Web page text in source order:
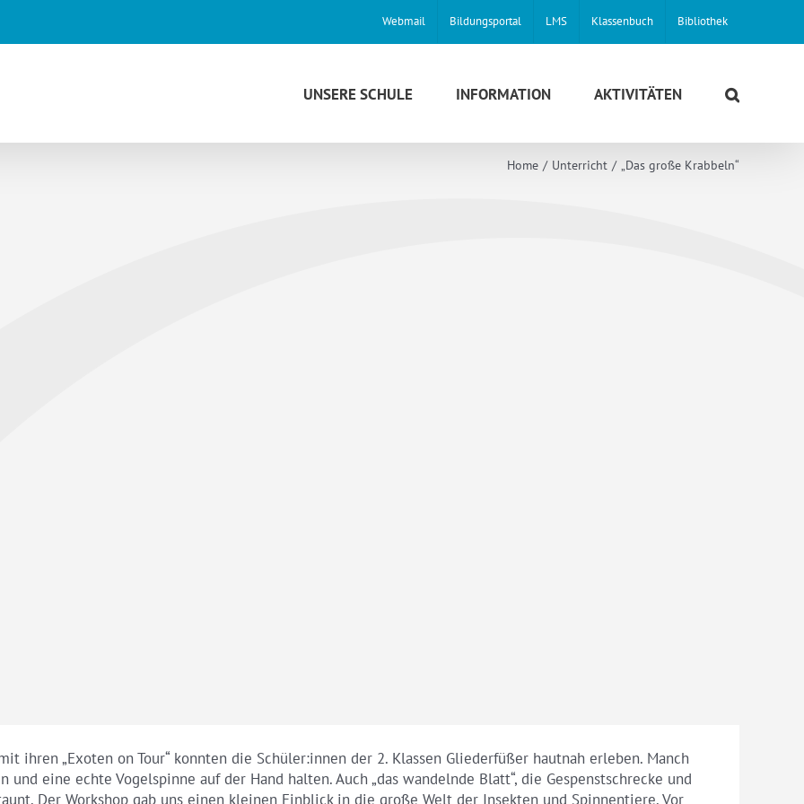
Webmail Bildungsportal LMS Klassenbuch Bibliothek
UNSERE SCHULE INFORMATION AKTIVITÄTEN
Home Unterricht „Das große Krabbeln“
ihren „Exoten on Tour“ konnten die Schüler:innen der 2. Klassen Gliederfüßer hautnah erleben. Manch
eine echte Vogelspinne auf der Hand halten. Auch „das wandelnde Blatt“, die Gespenstschrecke und
Der Workshop gab uns einen kleinen Einblick in die große Welt der Insekten und Spinnentiere. Vor